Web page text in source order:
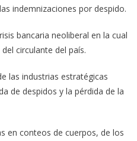
indemnizaciones por despido.
bancaria neoliberal en la cual
circulante del país.
las industrias estratégicas
de despidos y la pérdida de la
en conteos de cuerpos, de los